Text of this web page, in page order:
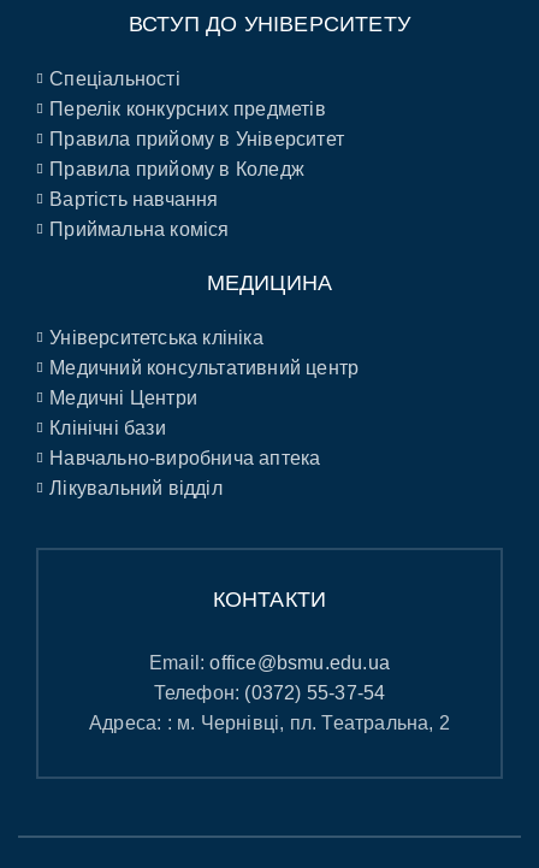
ВСТУП ДО УНІВЕРСИТЕТУ
Спеціальності
Перелік конкурсних предметів
Правила прийому в Університет
Правила прийому в Коледж
Вартість навчання
Приймальна коміся
МЕДИЦИНА
Університетська клініка
Медичний консультативний центр
Медичні Центри
Клінічні бази
Навчально-виробнича аптека
Лікувальний відділ
КОНТАКТИ
Email:office@bsmu.edu.ua
Телефон: (0372) 55-37-54
Адреса: : м. Чернівці, пл. Театральна, 2